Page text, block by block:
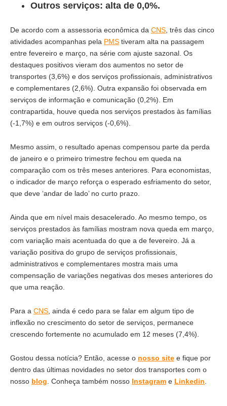
Outros serviços: alta de 0,0%.
De acordo com a assessoria econômica da CNS , três das cinco
atividades acompanhas pela PMS tiveram alta na passagem
entre fevereiro e março, na série com ajuste sazonal. Os
destaques positivos vieram dos aumentos no setor de
transportes (3,6%) e dos serviços profissionais, administrativos
e complementares (2,6%). Outra expansão foi observada em
serviços de informação e comunicação (0,2%). Em
contrapartida, houve queda nos serviços prestados às famílias
(-1,7%) e em outros serviços (-0,6%).
Mesmo assim, o resultado apenas compensou parte da perda
de janeiro e o primeiro trimestre fechou em queda na
comparação com os três meses anteriores. Para economistas,
o indicador de março reforça o esperado esfriamento do setor,
que deve ‘andar de lado’ no curto prazo.
Ainda que em nível mais desacelerado. Ao mesmo tempo, os
serviços prestados às famílias mostram nova queda em março,
com variação mais acentuada do que a de fevereiro. Já a
variação positiva do grupo de serviços profissionais,
administrativos e complementares mostra mais uma
compensação de variações negativas dos meses anteriores do
que uma reação.
Para a CNS , ainda é cedo para se falar em algum tipo de
inflexão no crescimento do setor de serviços, permanece
crescendo fortemente no acumulado em 12 meses (7,4%).
Gostou dessa notícia? Então, acesse o nosso site e fique por
dentro das últimas novidades no setor dos transportes com o
nosso blog . Conheça também nosso Instagram e Linkedin